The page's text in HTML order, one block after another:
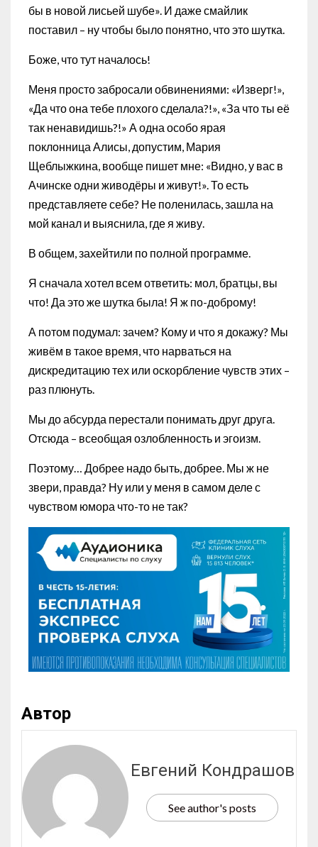
бы в новой лисьей шубе». И даже смайлик
поставил – ну чтобы было понятно, что это шутка.
Боже, что тут началось!
Меня просто забросали обвинениями: «Изверг!»,
«Да что она тебе плохого сделала?!», «За что ты её
так ненавидишь?!» А одна особо ярая
поклонница Алисы, допустим, Мария
Щеблыжкина, вообще пишет мне: «Видно, у вас в
Ачинске одни живодёры и живут!». То есть
представляете себе? Не поленилась, зашла на
мой канал и выяснила, где я живу.
В общем, захейтили по полной программе.
Я сначала хотел всем ответить: мол, братцы, вы
что! Да это же шутка была! Я ж по-доброму!
А потом подумал: зачем? Кому и что я докажу? Мы
живём в такое время, что нарваться на
дискредитацию тех или оскорбление чувств этих –
раз плюнуть.
Мы до абсурда перестали понимать друг друга.
Отсюда – всеобщая озлобленность и эгоизм.
Поэтому… Добрее надо быть, добрее. Мы ж не
звери, правда? Ну или у меня в самом деле с
чувством юмора что-то не так?
Автор
Евгений Кондрашов
See author's posts